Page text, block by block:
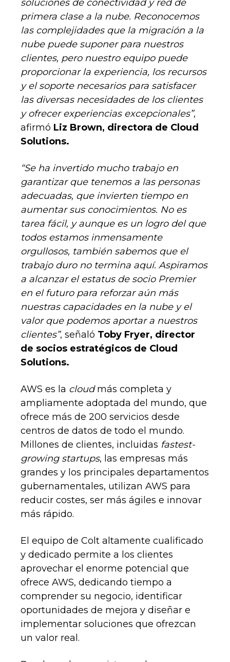
soluciones de conectividad y red de
primera clase a la nube. Reconocemos
las complejidades que la migración a la
nube puede suponer para nuestros
clientes, pero nuestro equipo puede
proporcionar la experiencia, los recursos
y el soporte necesarios para satisfacer
las diversas necesidades de los clientes
y ofrecer experiencias excepcionales”,
afirmó Liz Brown, directora de Cloud
Solutions.
“Se ha invertido mucho trabajo en
garantizar que tenemos a las personas
adecuadas, que invierten tiempo en
aumentar sus conocimientos. No es
tarea fácil, y aunque es un logro del que
todos estamos inmensamente
orgullosos, también sabemos que el
trabajo duro no termina aquí. Aspiramos
a alcanzar el estatus de socio Premier
en el futuro para reforzar aún más
nuestras capacidades en la nube y el
valor que podemos aportar a nuestros
clientes”, señaló Toby Fryer, director
de socios estratégicos de Cloud
Solutions.
AWS es la cloudmás completa y
ampliamente adoptada del mundo, que
ofrece más de 200 servicios desde
centros de datos de todo el mundo.
Millones de clientes, incluidas fastest-
growing startups, las empresas más
grandes y los principales departamentos
gubernamentales, utilizan AWS para
reducir costes, ser más ágiles e innovar
más rápido.
El equipo de Colt altamente cualificado
y dedicado permite a los clientes
aprovechar el enorme potencial que
ofrece AWS, dedicando tiempo a
comprender su negocio, identificar
oportunidades de mejora y diseñar e
implementar soluciones que ofrezcan
un valor real.